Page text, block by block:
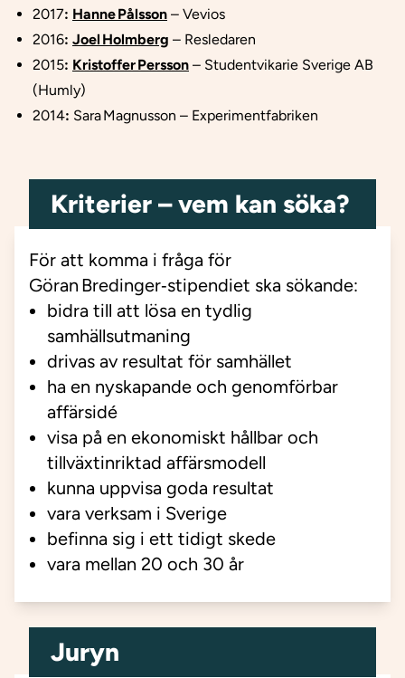
2017: Hanne Pålsson – Vevios
2016: Joel Holmberg – Resledaren
2015: Kristoffer Persson – Studentvikarie Sverige AB
(Humly)
2014: Sara Magnusson – Experimentfabriken
Kriterier – vem kan söka?
För att komma i fråga för
Göran Bredinger‑stipendiet ska sökande:
bidra till att lösa en tydlig
samhällsutmaning
drivas av resultat för samhället
ha en nyskapande och genomförbar
affärsidé
visa på en ekonomiskt hållbar och
tillväxtinriktad affärsmodell
kunna uppvisa goda resultat
vara verksam i Sverige
befinna sig i ett tidigt skede
vara mellan 20 och 30 år
Juryn